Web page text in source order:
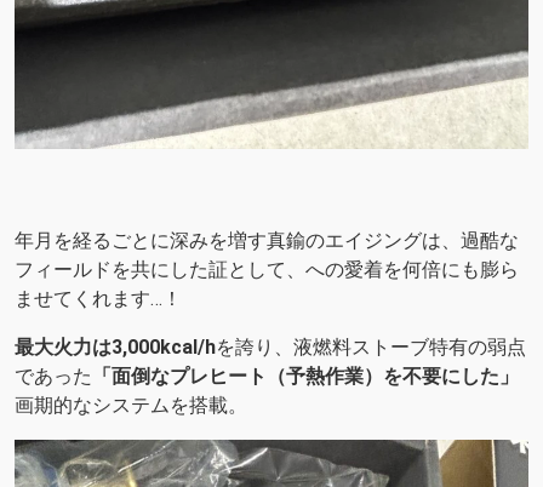
年月を経るごとに深みを増す真鍮のエイジングは、過酷な
フィールドを共にした証として、への愛着を何倍にも膨ら
ませてくれます…！
最大火力は3,000kcal/hを誇り、液燃料ストーブ特有の弱点
であった 「面倒なプレヒート（予熱作業）を不要にした」
画期的なシステムを搭載。